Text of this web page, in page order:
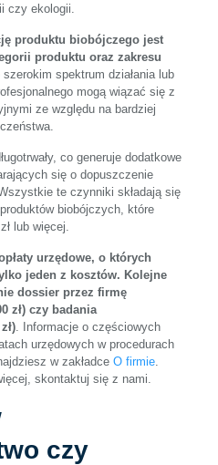
czy ekologii.
produktu biobójczego jest
produktu oraz zakresu
spektrum działania lub
mogą wiązać się z
ze względu na bardziej
co generuje dodatkowe
się o dopuszczenie
te czynniki składają się
biobójczych, które
lub więcej.
urzędowe, o których
jeden z kosztów. Kolejne
dossier przez firmę
zł) czy badania
. Informacje o częściowych
urzędowych w procedurach
w zakładce O firmie.
skontaktuj się z nami.
czy